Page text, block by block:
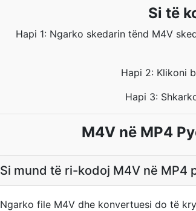
Si të
Hapi 1: Ngarko skedarin tënd M4V
Hapi 2: Klikoni
Hapi 3:
M4V në MP4
Si mund të ri-kodoj M4V në MP4
Ngarko file M4V dhe konvertuesi do të